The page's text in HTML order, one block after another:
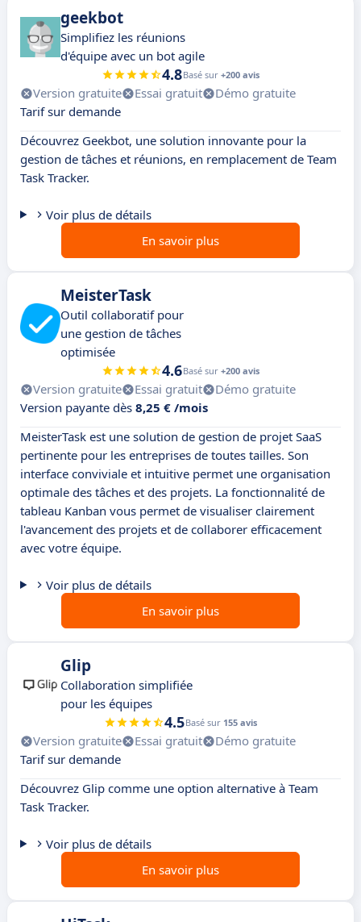
geekbot
Simplifiez les réunions
d'équipe avec un bot agile
4.8Basé sur +200 avis
Version gratuite Essai gratuit
Démo gratuite
Tarif sur demande
Découvrez Geekbot, une solution innovante pour la
gestion de tâches et réunions, en remplacement de Team
Task Tracker.
Voir plus de détails
En savoir plus
MeisterTask
Outil collaboratif pour
une gestion de tâches
optimisée
4.6Basé sur +200 avis
Version gratuite Essai gratuit
Démo gratuite
Version payante dès 8,25 € /mois
MeisterTask est une solution de gestion de projet SaaS
pertinente pour les entreprises de toutes tailles. Son
interface conviviale et intuitive permet une organisation
optimale des tâches et des projets. La fonctionnalité de
tableau Kanban vous permet de visualiser clairement
l'avancement des projets et de collaborer efficacement
avec votre équipe.
Voir plus de détails
En savoir plus
Glip
Collaboration simplifiée
pour les équipes
4.5Basé sur 155 avis
Version gratuite Essai gratuit
Démo gratuite
Tarif sur demande
Découvrez Glip comme une option alternative à Team
Task Tracker.
Voir plus de détails
En savoir plus